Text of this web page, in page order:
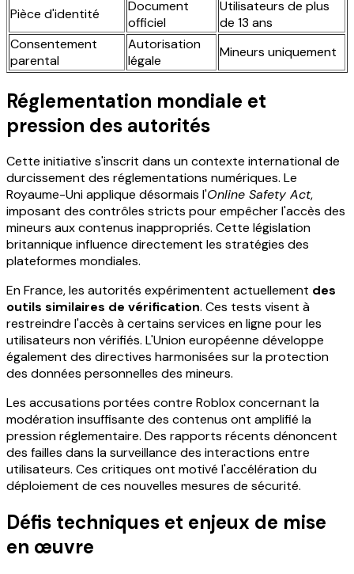
Pièce d'identité
Document
officiel
Utilisateurs de plus
de 13 ans
Consentement
parental
Autorisation
légale
Mineurs uniquement
Réglementation mondiale et
pression des autorités
Cette initiative s'inscrit dans un contexte international de
durcissement des réglementations numériques. Le
Royaume-Uni applique désormais l'Online Safety Act,
imposant des contrôles stricts pour empêcher l'accès des
mineurs aux contenus inappropriés. Cette législation
britannique influence directement les stratégies des
plateformes mondiales.
En France, les autorités expérimentent actuellement des
outils similaires de vérification. Ces tests visent à
restreindre l'accès à certains services en ligne pour les
utilisateurs non vérifiés. L'Union européenne développe
également des directives harmonisées sur la protection
des données personnelles des mineurs.
Les accusations portées contre Roblox concernant la
modération insuffisante des contenus ont amplifié la
pression réglementaire. Des rapports récents dénoncent
des failles dans la surveillance des interactions entre
utilisateurs. Ces critiques ont motivé l'accélération du
déploiement de ces nouvelles mesures de sécurité.
Défis techniques et enjeux de mise
en œuvre